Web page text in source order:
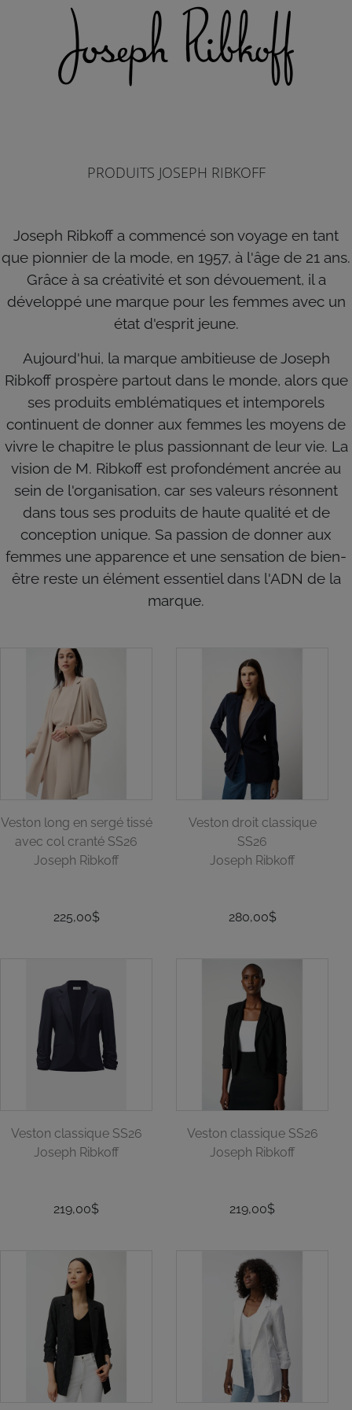
PRODUITS JOSEPH RIBKOFF
Joseph Ribkoff a commencé son voyage en tant
que pionnier de la mode, en 1957, à l'âge de 21 ans.
Grâce à sa créativité et son dévouement, il a
développé une marque pour les femmes avec un
état d'esprit jeune.
Aujourd'hui, la marque ambitieuse de Joseph
Ribkoff prospère partout dans le monde, alors que
ses produits emblématiques et intemporels
continuent de donner aux femmes les moyens de
vivre le chapitre le plus passionnant de leur vie. La
vision de M. Ribkoff est profondément ancrée au
sein de l'organisation, car ses valeurs résonnent
dans tous ses produits de haute qualité et de
conception unique. Sa passion de donner aux
femmes une apparence et une sensation de bien-
être reste un élément essentiel dans l'ADN de la
marque.
Veston long en sergé tissé
avec col cranté SS26
Joseph Ribkoff
225,00$
Veston droit classique
SS26
Joseph Ribkoff
280,00$
Veston classique SS26
Joseph Ribkoff
219,00$
Veston classique SS26
Joseph Ribkoff
219,00$